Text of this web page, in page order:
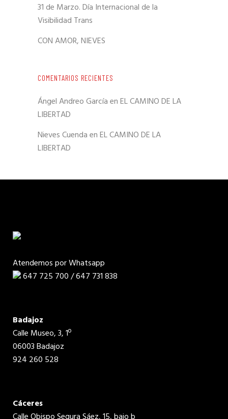
31 de Marzo. Día Internacional de la
Visibilidad Trans
CON AMOR, NIEVES
COMENTARIOS RECIENTES
Ángel Andreo GarcíaenEL CAMINO DE LA
LIBERTAD
Nieves CuendaenEL CAMINO DE LA
LIBERTAD
Atendemos por Whatsapp
647 725 700 / 647 731 838
Badajoz
Calle Museo, 3, 1º
06003 Badajoz
924 260 528
Cáceres